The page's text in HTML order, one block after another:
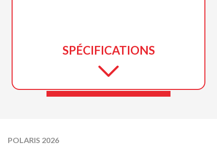
SPÉCIFICATIONS
POLARIS 2026